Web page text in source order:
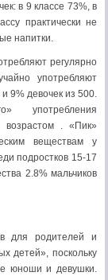
в 9 классе 73%, в
практически не
напитки.
регулярно
употребляют
9% девочек из 500.
употребления
возрастом . «Пик»
веществам у
подростков 15-17
2.8% мальчиков
для родителей и
детей», поскольку
юноши и девушки.